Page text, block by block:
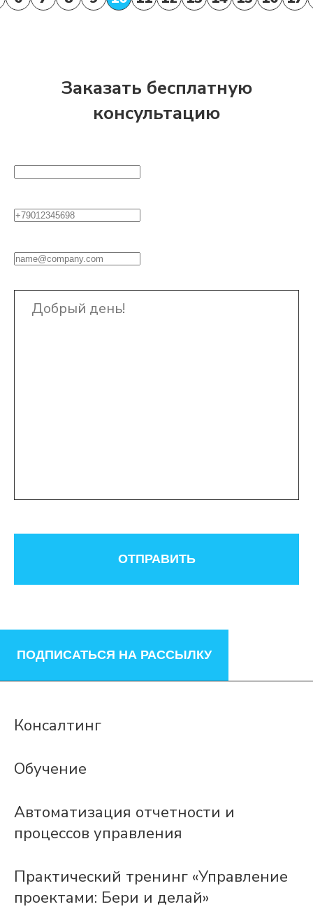
Заказать бесплатную
консультацию
ОТПРАВИТЬ
ПОДПИСАТЬСЯ НА РАССЫЛКУ
Консалтинг
Обучение
Автоматизация отчетности и
процессов управления
Практический тренинг «Управление
проектами: Бери и делай»